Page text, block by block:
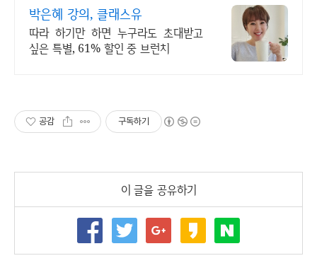
박은혜 강의, 클래스유
따라 하기만 하면 누구라도 초대받고
싶은 특별, 61% 할인 중 브런치
공감 구독하기
이 글을 공유하기